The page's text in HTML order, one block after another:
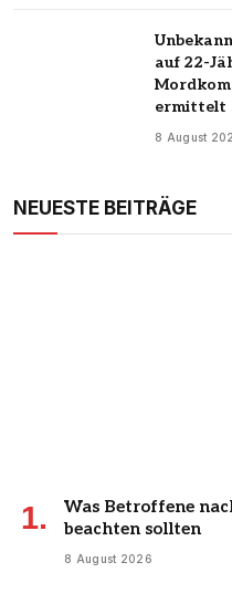
auf 22-
ermittelt
8 August
NEUESTE BEITRÄGE
Was Betroffene
beachten sollten
8 August 2026